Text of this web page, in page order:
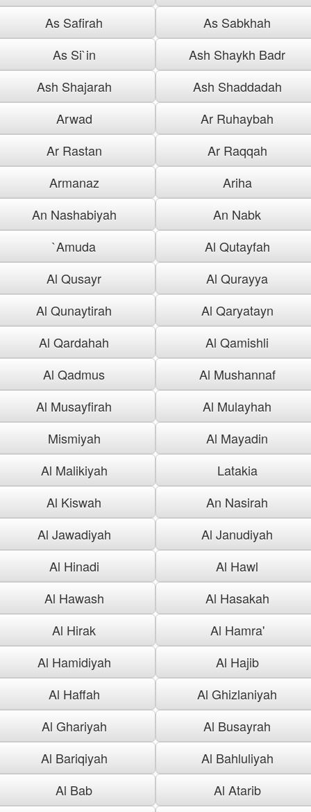
As Safirah
As Sabkhah
As Si`in
Ash Shaykh Badr
Ash Shajarah
Ash Shaddadah
Arwad
Ar Ruhaybah
Ar Rastan
Ar Raqqah
Armanaz
Ariha
An Nashabiyah
An Nabk
`Amuda
Al Qutayfah
Al Qusayr
Al Qurayya
Al Qunaytirah
Al Qaryatayn
Al Qardahah
Al Qamishli
Al Qadmus
Al Mushannaf
Al Musayfirah
Al Mulayhah
Mismiyah
Al Mayadin
Al Malikiyah
Latakia
Al Kiswah
An Nasirah
Al Jawadiyah
Al Janudiyah
Al Hinadi
Al Hawl
Al Hawash
Al Hasakah
Al Hirak
Al Hamra'
Al Hamidiyah
Al Hajib
Al Haffah
Al Ghizlaniyah
Al Ghariyah
Al Busayrah
Al Bariqiyah
Al Bahluliyah
Al Bab
Al Atarib